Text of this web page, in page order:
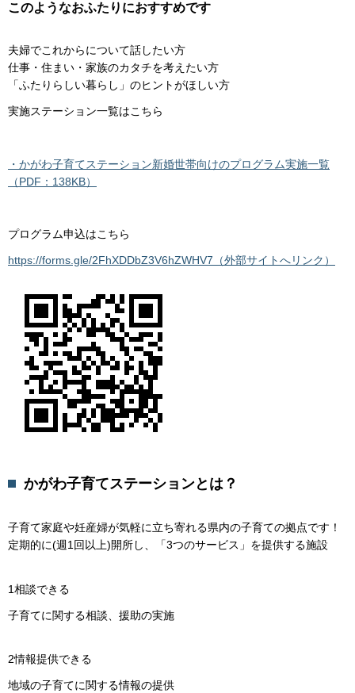
このようなおふたりにおすすめです
夫婦でこれからについて話したい方
仕事・住まい・家族のカタチを考えたい方
「ふたりらしい暮らし」のヒントがほしい方
実施ステーション一覧はこちら
・かがわ子育てステーション新婚世帯向けのプログラム実施一覧
（PDF：138KB）
プログラム申込はこちら
https://forms.gle/2FhXDDbZ3V6hZWHV7（外部サイトへリンク）
かがわ子育てステーションとは？
子育て家庭や妊産婦が気軽に立ち寄れる県内の子育ての拠点です！
定期的に(週1回以上)開所し、「3つのサービス」を提供する施設
1相談できる
子育てに関する相談、援助の実施
2情報提供できる
地域の子育てに関する情報の提供